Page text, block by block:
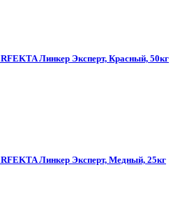
Линкер Эксперт, Красный, 50кг
Линкер Эксперт, Медный, 25кг